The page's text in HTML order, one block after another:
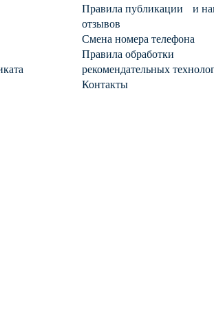
Правила публикации и
отзывов
Смена номера телефона
Правила обработки
рекомендательных
Контакты